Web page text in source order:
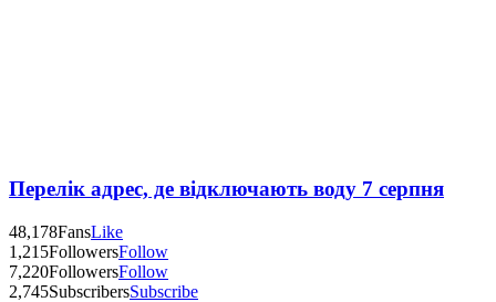
Перелік адрес, де відключають воду 7 серпня
48,178FansLike
1,215FollowersFollow
7,220FollowersFollow
2,745SubscribersSubscribe